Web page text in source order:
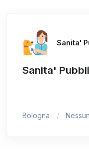
Sanita'
Sanita'
Bologna